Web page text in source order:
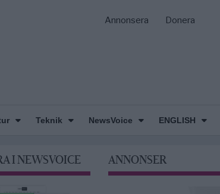
Annonsera Donera
Teknik NewsVoice ENGLISH
I NEWSVOICE ANNONSER